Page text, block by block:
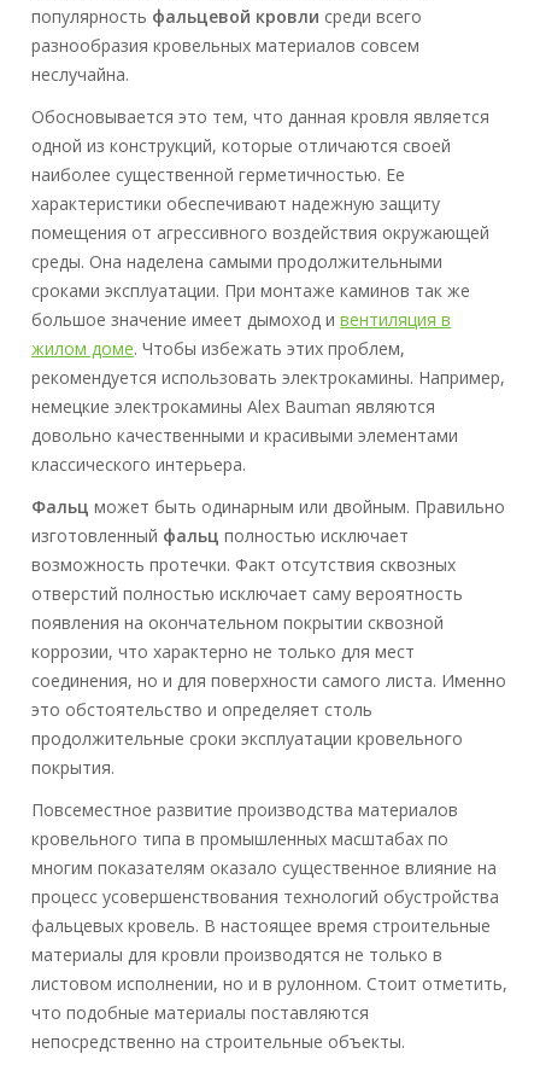
популярность фальцевой кровли среди всего
разнообразия кровельных материалов совсем
неслучайна.
Обосновывается это тем, что данная кровля является
одной из конструкций, которые отличаются своей
наиболее существенной герметичностью. Ее
характеристики обеспечивают надежную защиту
помещения от агрессивного воздействия окружающей
среды. Она наделена самыми продолжительными
сроками эксплуатации. При монтаже каминов так же
большое значение имеет дымоход ивентиляция в
жилом доме. Чтобы избежать этих проблем,
рекомендуется использовать электрокамины. Например,
немецкие электрокамины Alex Bauman являются
довольно качественными и красивыми элементами
классического интерьера.
Фальц может быть одинарным или двойным. Правильно
изготовленный фальцполностью исключает
возможность протечки. Факт отсутствия сквозных
отверстий полностью исключает саму вероятность
появления на окончательном покрытии сквозной
коррозии, что характерно не только для мест
соединения, но и для поверхности самого листа. Именно
это обстоятельство и определяет столь
продолжительные сроки эксплуатации кровельного
покрытия.
Повсеместное развитие производства материалов
кровельного типа в промышленных масштабах по
многим показателям оказало существенное влияние на
процесс усовершенствования технологий обустройства
фальцевых кровель. В настоящее время строительные
материалы для кровли производятся не только в
листовом исполнении, но и в рулонном. Стоит отметить,
что подобные материалы поставляются
непосредственно на строительные объекты.